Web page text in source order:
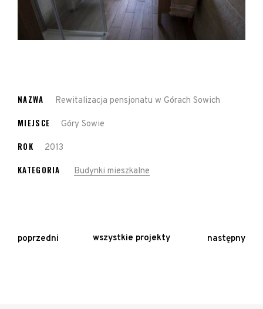
NAZWA Rewitalizacja pensjonatu w Górach Sowich
MIEJSCE Góry Sowie
ROK 2013
KATEGORIA Budynki mieszkalne
poprzedni wszystkie projekty następny